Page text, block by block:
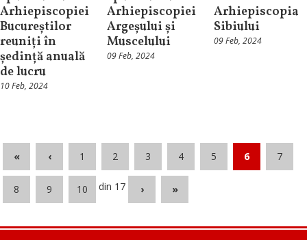
Arhiepiscopiei
Bucureștilor
reuniți în
ședință anuală
de lucru
10 Feb, 2024
Arhiepiscopiei
Argeșului și
Muscelului
09 Feb, 2024
Arhiepiscopia
Sibiului
09 Feb, 2024
« ‹ 1 2 3 4 5 6 7
8 9 10 din 17 › »